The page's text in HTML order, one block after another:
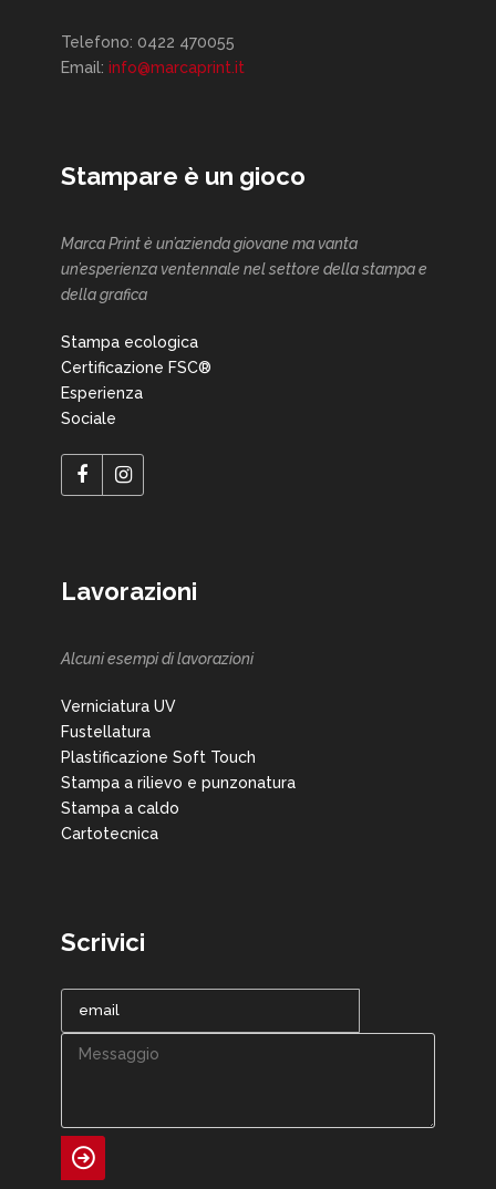
Telefono: 0422 470055
Email: info@marcaprint.it
Stampare è un gioco
Marca Print è un’azienda giovane ma vanta
un’esperienza ventennale nel settore della stampa e
della grafica
Stampa ecologica
Certificazione FSC®
Esperienza
Sociale
Lavorazioni
Alcuni esempi di lavorazioni
Verniciatura UV
Fustellatura
Plastificazione Soft Touch
Stampa a rilievo e punzonatura
Stampa a caldo
Cartotecnica
Scrivici